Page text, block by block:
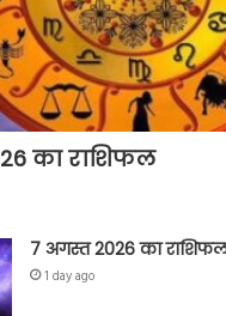
का राशिफल
7 अगस्त 2026 का
1 day ago